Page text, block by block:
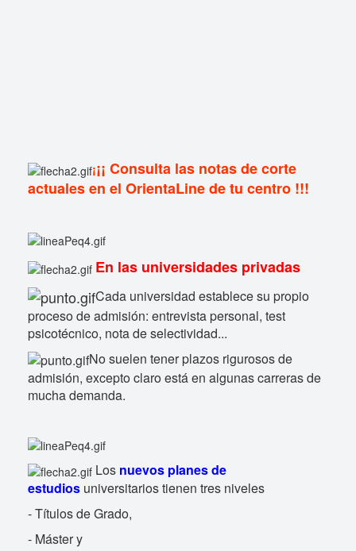
¡¡¡ Consulta las notas de corte
actuales en el OrientaLine de tu centro !!!
En las universidades privadas
Cada universidad establece su propio
proceso de admisión: entrevista personal, test
psicotécnico, nota de selectividad...
No suelen tener plazos rigurosos de
admisión, excepto claro está en algunas carreras de
mucha demanda.
Los nuevos planes de
estudios universitarios tienen tres niveles
- Títulos de Grado,
- Máster y